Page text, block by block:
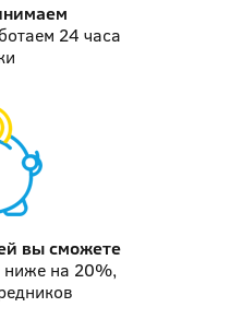
24 часа
вы сможете
на 20%,